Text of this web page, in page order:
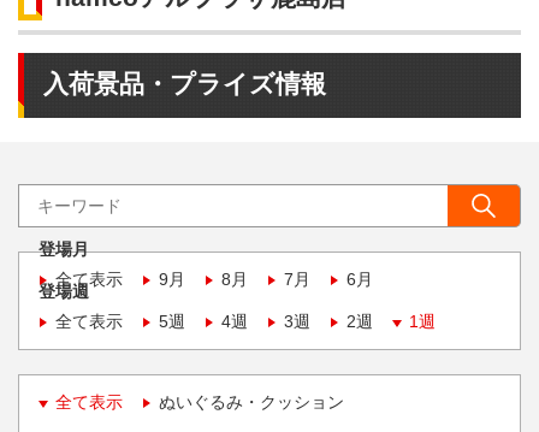
入荷景品・プライズ情報
登場月
全て表示
9月 8月 7月 6月
登場週
全て表示
5週 4週 3週 2週 1週
全て表示 ぬいぐるみ・クッション